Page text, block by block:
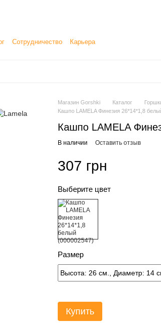
Сотрудничество
Карьера
Магазин Gorshki Каталог
Кашпо LAMELA Финезия 26*14*1,8
Кашпо LAMELA
В наличии Оставить отзыв
307 грн
Выберите цвет
Размер
Купить